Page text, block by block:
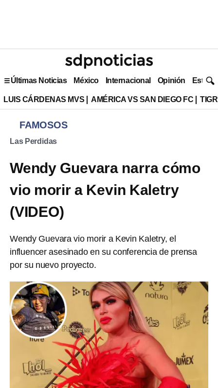
Últimas Noticias México Internacional Opinión Estilo
LUIS CÁRDENAS MVS AMÉRICA VS SAN DIEGO FC
FAMOSOS
Las Perdidas
Wendy Guevara narra cómo
vio morir a Kevin Kaletry
(VIDEO)
Wendy Guevara vio morir a Kevin Kaletry, el
influencer asesinado en su conferencia de prensa
por su nuevo proyecto.